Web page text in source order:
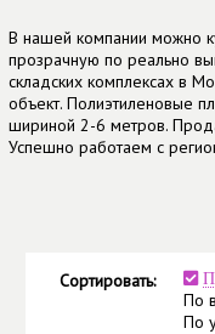
В нашей компании можно
прозрачную по реально
складских комплексах в
объект. Полиэтиленовые
шириной 2-6 метров.
Успешно работаем с
Сортировать:
По
По